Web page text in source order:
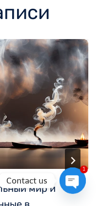
мир и
Contact us
1